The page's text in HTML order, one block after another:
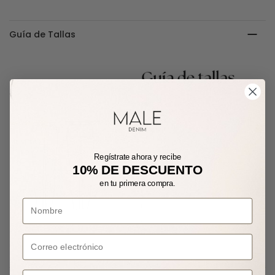
Guía de Tallas
Regístrate ahora y recibe
10% DE DESCUENTO
en tu primera compra.
Correo electrónico